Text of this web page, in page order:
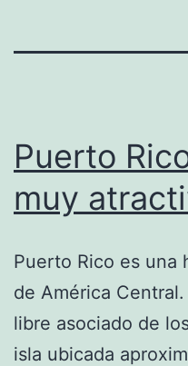
Puerto
muy
Puerto Rico es una
de América
libre asociado de
isla ubicada